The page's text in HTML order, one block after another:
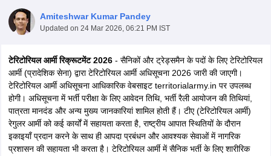
Amiteshwar Kumar Pandey
Updated on 24 Mar 2026, 06:21 PM IST
टेरिटोरियल आर्मी रिक्रूटमेंट 2026 - सैनिकों और ट्रेड्समैन के पदों के लिए टेरिटोरियल
आर्मी (प्रादेशिक सेना) द्वारा टेरिटोरियल आर्मी अधिसूचना 2026 जारी की जाएगी।
टेरिटोरियल आर्मी अधिसूचना आधिकारिक वेबसाइट territorialarmy.in पर उपलब्ध
होगी। अधिसूचना में भर्ती परीक्षा के लिए आवेदन तिथि, भर्ती रैली आयोजन की तिथियां,
पात्रता मानदंड और अन्य मुख्य जानकारियां शामिल होती हैं। टीए (टेरिटोरियल आर्मी)
रेगुलर आर्मी को कई कार्यों में सहायता करता है, राष्ट्रीय आपात स्थितियों के दौरान
इकाइयाँ प्रदान करने के साथ ही आपदा प्रबंधन और आवश्यक सेवाओं में नागरिक
प्रशासन की सहायता भी करता है। टेरिटोरियल आर्मी में सैनिक भर्ती के लिए शारीरिक